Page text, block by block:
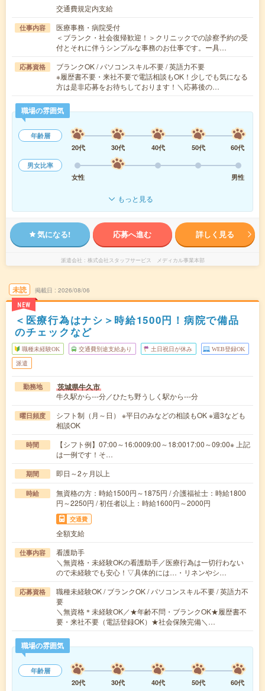
交通費規定内支給
仕事内容
医療事務・病院受付
＜ブランク・社会復帰歓迎！＞クリニックでの診察予約の受
付とそれに伴うシンプルな事務のお仕事です。ー具…
応募資格
ブランクOK / パソコンスキル不要 / 英語力不要
※履歴書不要・来社不要で電話相談もOK！少しでも気になる
方は是非応募をお待ちしております！＼応募後の…
職場の雰囲気
年齢層
20代
30代 40代 50代
60代
男女比率
女性
男性
もっと見る
気になる! 応募へ進む 詳しく見る
派遣会社 株式会社スタッフサービス メディカル事業本部
未読
NEW
掲載日 2026/08/06
＜医療行為はナシ＞時給1500円！病院で備品
のチェックなど
職種未経験OK 交通費別途支給あり 土日祝日が休み WEB登録OK
派遣
勤務地 茨城県牛久市
牛久駅から---分／ひたち野うしく駅から---分
曜日頻度
シフト制（月～日） ※平日のみなどの相談もOK ※週3なども
相談OK
時間
【シフト例】07:00～16:0009:00～18:0017:00～09:00※ 上記
は一例です！そ…
期間 即日～2ヶ月以上
時給
無資格の方：時給1500円～1875円 / 介護福祉士：時給1800
円～2250円 / 初任者以上：時給1600円～2000円
交通費
全額支給
仕事内容
看護助手
＼無資格・未経験OKの看護助手／医療行為は一切行わない
ので未経験でも安心！▽具体的には…・リネンやシ…
応募資格
職種未経験OK / ブランクOK / パソコンスキル不要 / 英語力不
要
＼無資格＊未経験OK／★年齢不問・ブランクOK★履歴書不
要・来社不要（電話登録OK）★社会保険完備＼…
職場の雰囲気
年齢層
20代
30代 40代 50代 60代